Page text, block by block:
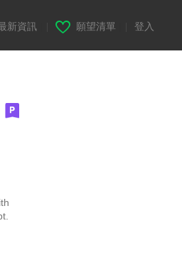
新資訊 願望清單 登入